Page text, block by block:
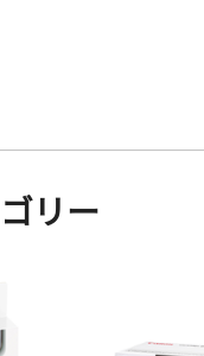
リー